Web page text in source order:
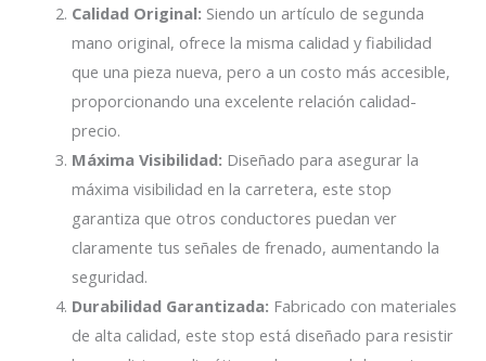
Calidad Original: Siendo un artículo de segunda
mano original, ofrece la misma calidad y fiabilidad
que una pieza nueva, pero a un costo más accesible,
proporcionando una excelente relación calidad-
precio.
Máxima Visibilidad: Diseñado para asegurar la
máxima visibilidad en la carretera, este stop
garantiza que otros conductores puedan ver
claramente tus señales de frenado, aumentando la
seguridad.
Durabilidad Garantizada: Fabricado con materiales
de alta calidad, este stop está diseñado para resistir